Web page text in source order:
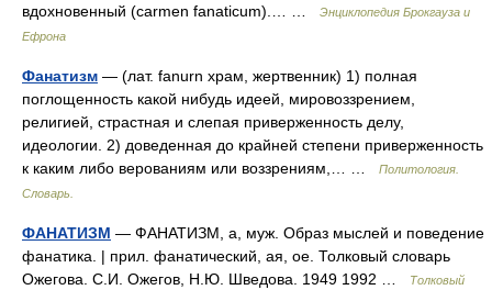
вдохновенный (carmen fanaticum).… …
Энциклопедия Брокгауза и
Ефрона
Фанатизм — (лат. fanurn храм, жертвенник) 1) полная
поглощенность какой нибудь идеей, мировоззрением,
религией, страстная и слепая приверженность делу,
идеологии. 2) доведенная до крайней степени приверженность
к каким либо верованиям или воззрениям,… …
Политология.
Словарь.
ФАНАТИЗМ — ФАНАТИЗМ, а, муж. Образ мыслей и поведение
фанатика. | прил. фанатический, ая, ое. Толковый словарь
Ожегова. С.И. Ожегов, Н.Ю. Шведова. 1949 1992 …
Толковый